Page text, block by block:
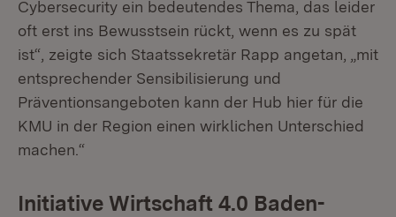
Cybersecurity ein bedeutendes Thema, das leider
oft erst ins Bewusstsein rückt, wenn es zu spät
ist“, zeigte sich Staatssekretär Rapp angetan, „mit
entsprechender Sensibilisierung und
Präventionsangeboten kann der Hub hier für die
KMU in der Region einen wirklichen Unterschied
machen.“
Initiative Wirtschaft 4.0 Baden-